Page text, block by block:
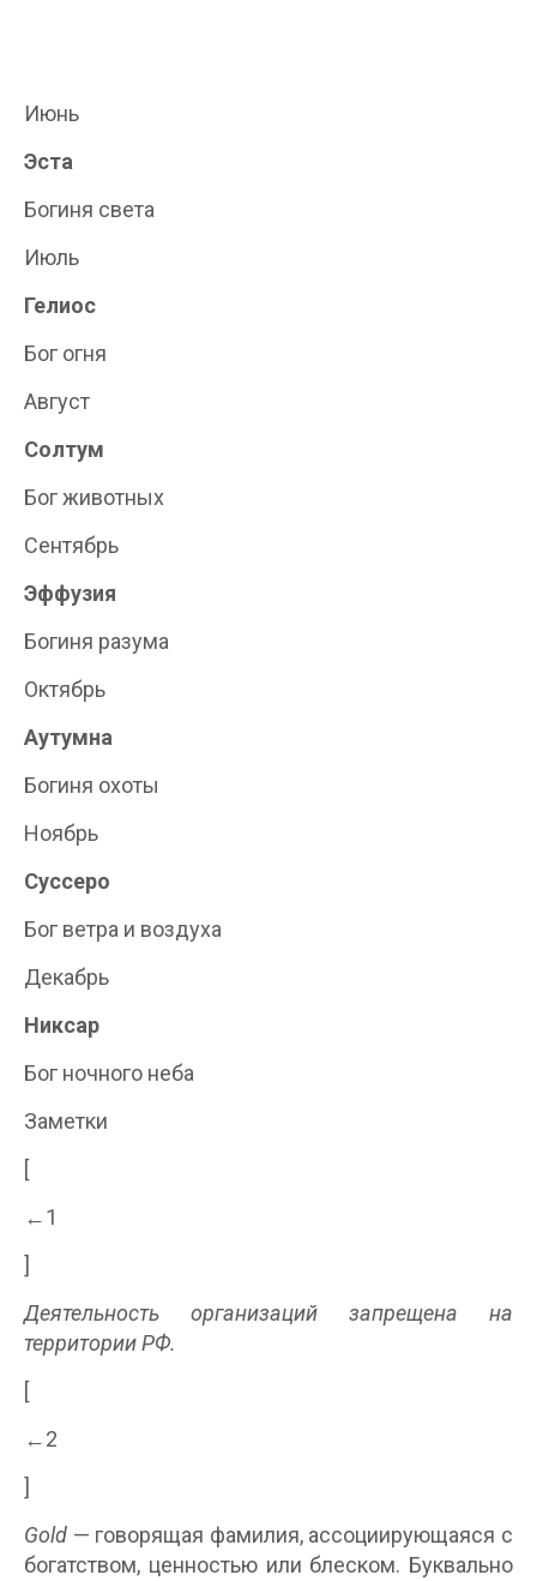
Июнь
Эста
Богиня света
Июль
Гелиос
Бог огня
Август
Солтум
Бог животных
Сентябрь
Эффузия
Богиня разума
Октябрь
Аутумна
Богиня охоты
Ноябрь
Суссеро
Бог ветра и воздуха
Декабрь
Никсар
Бог ночного неба
Заметки
[
←1
]
Деятельность организаций запрещена на
территории РФ.
[
←2
]
Gold — говорящая фамилия, ассоциирующаяся с
богатством, ценностью или блеском. Буквально